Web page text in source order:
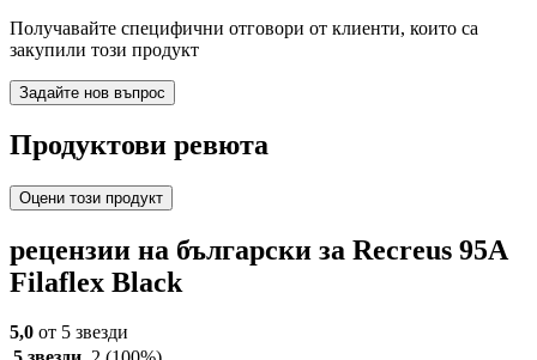
Получавайте специфични отговори от клиенти, които са
закупили този продукт
Задайте нов въпрос
Продуктови ревюта
Оцени този продукт
рецензии на български за Recreus 95A
Filaflex Black
5,0 от 5 звезди